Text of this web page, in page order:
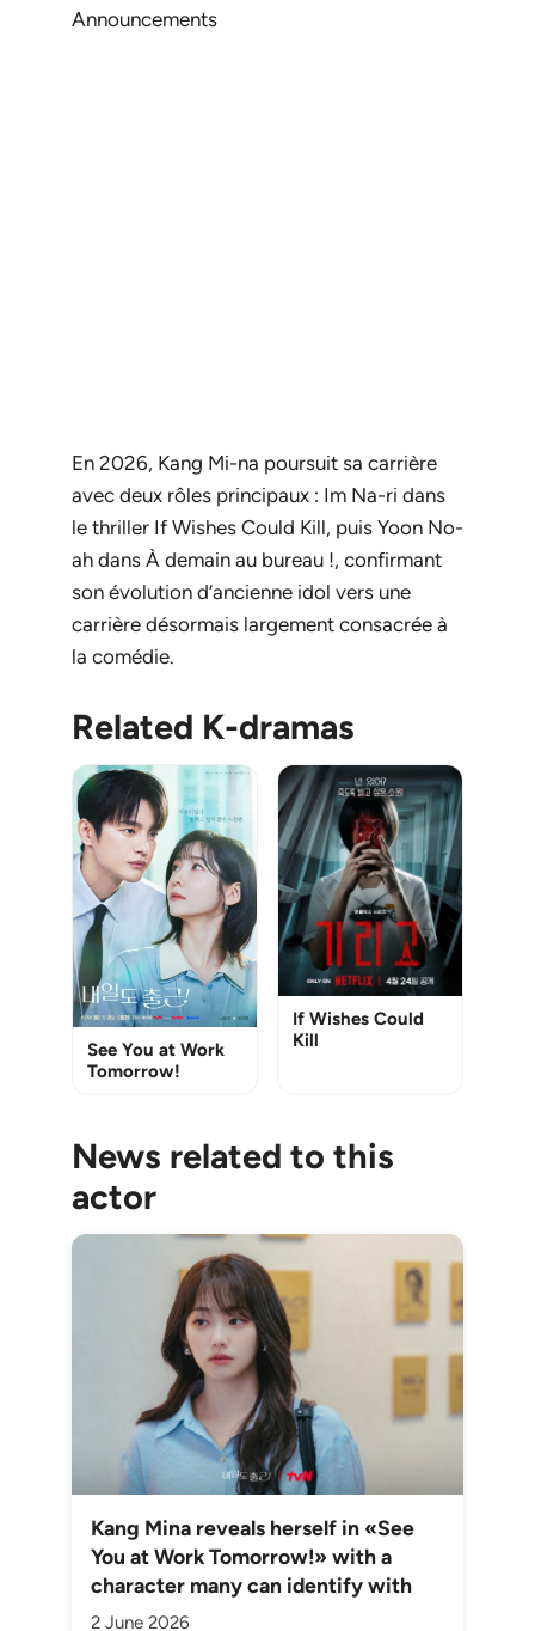
Announcements
En 2026, Kang Mi-na poursuit sa carrière
avec deux rôles principaux : Im Na-ri dans
le thriller If Wishes Could Kill, puis Yoon No-
ah dans À demain au bureau !, confirmant
son évolution d’ancienne idol vers une
carrière désormais largement consacrée à
la comédie.
Related K-dramas
See You at Work
Tomorrow!
If Wishes Could
Kill
News related to this
actor
Kang Mina reveals herself in «See
You at Work Tomorrow!» with a
character many can identify with
2 June 2026